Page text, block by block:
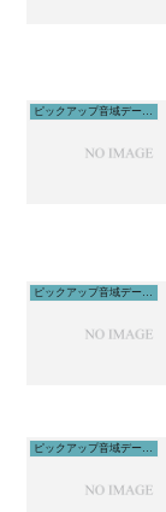
ピックアップ音域データ解説
ピックアップ音域データ解説